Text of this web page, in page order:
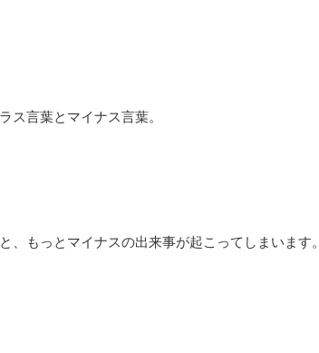
ス言葉とマイナス言葉。
、もっとマイナスの出来事が起こってしまいます。